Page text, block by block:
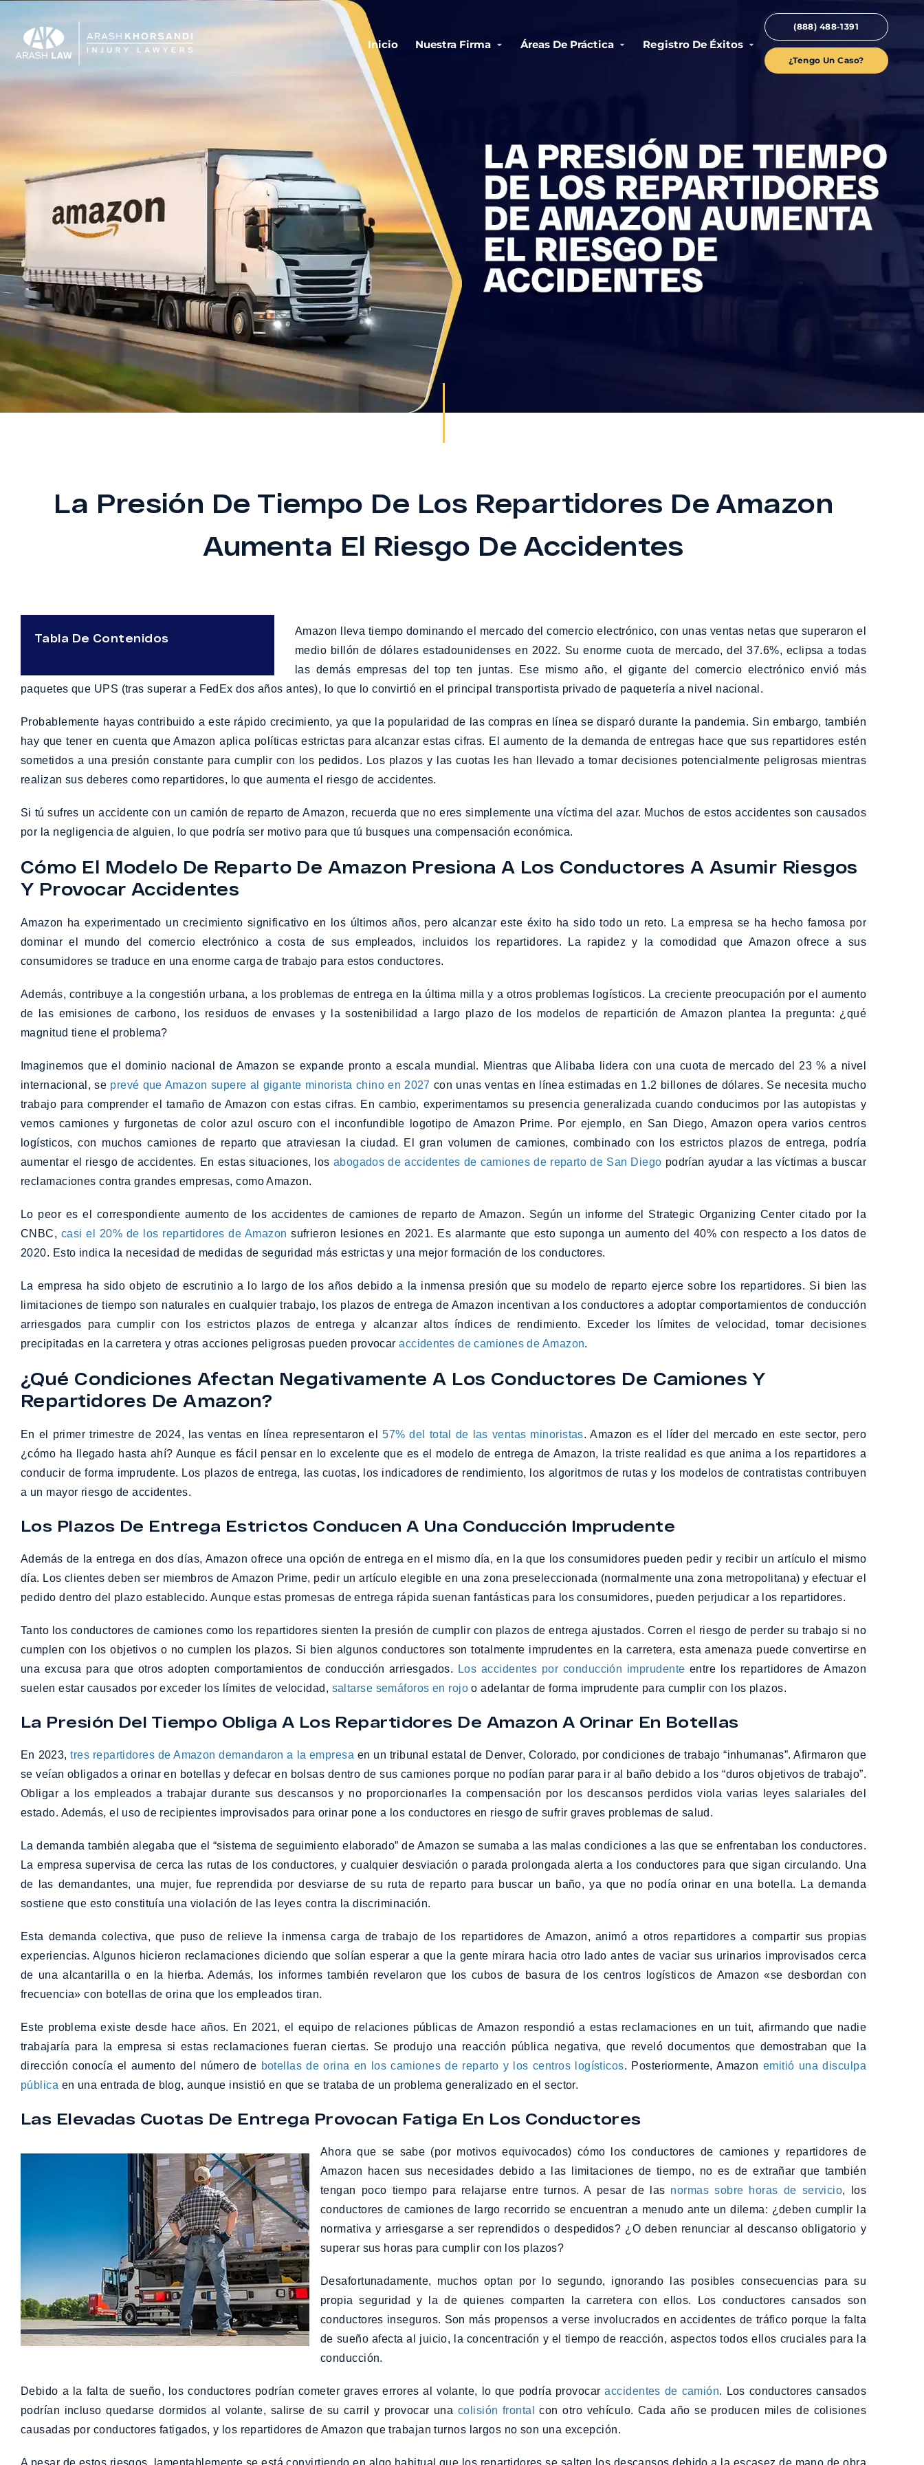
Inicio Nuestra Firma Áreas De Práctica Registro De Éxitos
(888) 488-1391
¿Tengo Un Caso?
La Presión De Tiempo De Los Repartidores De Amazon
Aumenta El Riesgo De Accidentes
Tabla De Contenidos
Amazon lleva tiempo dominando el mercado del comercio electrónico, con unas ventas netas que superaron el
medio billón de dólares estadounidenses en 2022. Su enorme cuota de mercado, del 37.6%, eclipsa a todas
las demás empresas del top ten juntas. Ese mismo año, el gigante del comercio electrónico envió más
paquetes que UPS (tras superar a FedEx dos años antes), lo que lo convirtió en el principal transportista privado de paquetería a nivel nacional.
Probablemente hayas contribuido a este rápido crecimiento, ya que la popularidad de las compras en línea se disparó durante la pandemia. Sin embargo, también
hay que tener en cuenta que Amazon aplica políticas estrictas para alcanzar estas cifras. El aumento de la demanda de entregas hace que sus repartidores estén
sometidos a una presión constante para cumplir con los pedidos. Los plazos y las cuotas les han llevado a tomar decisiones potencialmente peligrosas mientras
realizan sus deberes como repartidores, lo que aumenta el riesgo de accidentes.
Si tú sufres un accidente con un camión de reparto de Amazon, recuerda que no eres simplemente una víctima del azar. Muchos de estos accidentes son causados
por la negligencia de alguien, lo que podría ser motivo para que tú busques una compensación económica.
Cómo El Modelo De Reparto De Amazon Presiona A Los Conductores A Asumir Riesgos
Y Provocar Accidentes
Amazon ha experimentado un crecimiento significativo en los últimos años, pero alcanzar este éxito ha sido todo un reto. La empresa se ha hecho famosa por
dominar el mundo del comercio electrónico a costa de sus empleados, incluidos los repartidores. La rapidez y la comodidad que Amazon ofrece a sus
consumidores se traduce en una enorme carga de trabajo para estos conductores.
Además, contribuye a la congestión urbana, a los problemas de entrega en la última milla y a otros problemas logísticos. La creciente preocupación por el aumento
de las emisiones de carbono, los residuos de envases y la sostenibilidad a largo plazo de los modelos de repartición de Amazon plantea la pregunta: ¿qué
magnitud tiene el problema?
Imaginemos que el dominio nacional de Amazon se expande pronto a escala mundial. Mientras que Alibaba lidera con una cuota de mercado del 23 % a nivel
internacional, se prevé que Amazon supere al gigante minorista chino en 2027 con unas ventas en línea estimadas en 1.2 billones de dólares. Se necesita mucho
trabajo para comprender el tamaño de Amazon con estas cifras. En cambio, experimentamos su presencia generalizada cuando conducimos por las autopistas y
vemos camiones y furgonetas de color azul oscuro con el inconfundible logotipo de Amazon Prime. Por ejemplo, en San Diego, Amazon opera varios centros
logísticos, con muchos camiones de reparto que atraviesan la ciudad. El gran volumen de camiones, combinado con los estrictos plazos de entrega, podría
aumentar el riesgo de accidentes. En estas situaciones, los abogados de accidentes de camiones de reparto de San Diego podrían ayudar a las víctimas a buscar
reclamaciones contra grandes empresas, como Amazon.
Lo peor es el correspondiente aumento de los accidentes de camiones de reparto de Amazon. Según un informe del Strategic Organizing Center citado por la
CNBC, casi el 20% de los repartidores de Amazon sufrieron lesiones en 2021. Es alarmante que esto suponga un aumento del 40% con respecto a los datos de
2020. Esto indica la necesidad de medidas de seguridad más estrictas y una mejor formación de los conductores.
La empresa ha sido objeto de escrutinio a lo largo de los años debido a la inmensa presión que su modelo de reparto ejerce sobre los repartidores. Si bien las
limitaciones de tiempo son naturales en cualquier trabajo, los plazos de entrega de Amazon incentivan a los conductores a adoptar comportamientos de conducción
arriesgados para cumplir con los estrictos plazos de entrega y alcanzar altos índices de rendimiento. Exceder los límites de velocidad, tomar decisiones
precipitadas en la carretera y otras acciones peligrosas pueden provocaraccidentes de camiones de Amazon.
¿Qué Condiciones Afectan Negativamente A Los Conductores De Camiones Y
Repartidores De Amazon?
En el primer trimestre de 2024, las ventas en línea representaron el57% del total de las ventas minoristas. Amazon es el líder del mercado en este sector, pero
¿cómo ha llegado hasta ahí? Aunque es fácil pensar en lo excelente que es el modelo de entrega de Amazon, la triste realidad es que anima a los repartidores a
conducir de forma imprudente. Los plazos de entrega, las cuotas, los indicadores de rendimiento, los algoritmos de rutas y los modelos de contratistas contribuyen
a un mayor riesgo de accidentes.
Los Plazos De Entrega Estrictos Conducen A Una Conducción Imprudente
Además de la entrega en dos días, Amazon ofrece una opción de entrega en el mismo día, en la que los consumidores pueden pedir y recibir un artículo el mismo
día. Los clientes deben ser miembros de Amazon Prime, pedir un artículo elegible en una zona preseleccionada (normalmente una zona metropolitana) y efectuar el
pedido dentro del plazo establecido. Aunque estas promesas de entrega rápida suenan fantásticas para los consumidores, pueden perjudicar a los repartidores.
Tanto los conductores de camiones como los repartidores sienten la presión de cumplir con plazos de entrega ajustados. Corren el riesgo de perder su trabajo si no
cumplen con los objetivos o no cumplen los plazos. Si bien algunos conductores son totalmente imprudentes en la carretera, esta amenaza puede convertirse en
una excusa para que otros adopten comportamientos de conducción arriesgados.
Los accidentes por conducción imprudente entre los repartidores de Amazon
suelen estar causados por exceder los límites de velocidad, saltarse semáforos en rojo o adelantar de forma imprudente para cumplir con los plazos.
La Presión Del Tiempo Obliga A Los Repartidores De Amazon A Orinar En Botellas
En 2023,tres repartidores de Amazon demandaron a la empresa en un tribunal estatal de Denver, Colorado, por condiciones de trabajo “inhumanas”. Afirmaron que
se veían obligados a orinar en botellas y defecar en bolsas dentro de sus camiones porque no podían parar para ir al baño debido a los “duros objetivos de trabajo”.
Obligar a los empleados a trabajar durante sus descansos y no proporcionarles la compensación por los descansos perdidos viola varias leyes salariales del
estado. Además, el uso de recipientes improvisados para orinar pone a los conductores en riesgo de sufrir graves problemas de salud.
La demanda también alegaba que el “sistema de seguimiento elaborado” de Amazon se sumaba a las malas condiciones a las que se enfrentaban los conductores.
La empresa supervisa de cerca las rutas de los conductores, y cualquier desviación o parada prolongada alerta a los conductores para que sigan circulando. Una
de las demandantes, una mujer, fue reprendida por desviarse de su ruta de reparto para buscar un baño, ya que no podía orinar en una botella. La demanda
sostiene que esto constituía una violación de las leyes contra la discriminación.
Esta demanda colectiva, que puso de relieve la inmensa carga de trabajo de los repartidores de Amazon, animó a otros repartidores a compartir sus propias
experiencias. Algunos hicieron reclamaciones diciendo que solían esperar a que la gente mirara hacia otro lado antes de vaciar sus urinarios improvisados cerca
de una alcantarilla o en la hierba. Además, los informes también revelaron que los cubos de basura de los centros logísticos de Amazon «se desbordan con
frecuencia» con botellas de orina que los empleados tiran.
Este problema existe desde hace años. En 2021, el equipo de relaciones públicas de Amazon respondió a estas reclamaciones en un tuit, afirmando que nadie
trabajaría para la empresa si estas reclamaciones fueran ciertas. Se produjo una reacción pública negativa, que reveló documentos que demostraban que la
dirección conocía el aumento del número de botellas de orina en los camiones de reparto y los centros logísticos. Posteriormente, Amazonemitió una disculpa
pública en una entrada de blog, aunque insistió en que se trataba de un problema generalizado en el sector.
Las Elevadas Cuotas De Entrega Provocan Fatiga En Los Conductores
Ahora que se sabe (por motivos equivocados) cómo los conductores de camiones y repartidores de
Amazon hacen sus necesidades debido a las limitaciones de tiempo, no es de extrañar que también
tengan poco tiempo para relajarse entre turnos. A pesar de las normas sobre horas de servicio, los
conductores de camiones de largo recorrido se encuentran a menudo ante un dilema: ¿deben cumplir la
normativa y arriesgarse a ser reprendidos o despedidos? ¿O deben renunciar al descanso obligatorio y
superar sus horas para cumplir con los plazos?
Desafortunadamente, muchos optan por lo segundo, ignorando las posibles consecuencias para su
propia seguridad y la de quienes comparten la carretera con ellos. Los conductores cansados son
conductores inseguros. Son más propensos a verse involucrados en accidentes de tráfico porque la falta
de sueño afecta al juicio, la concentración y el tiempo de reacción, aspectos todos ellos cruciales para la
conducción.
Debido a la falta de sueño, los conductores podrían cometer graves errores al volante, lo que podría provocaraccidentes de camión. Los conductores cansados
podrían incluso quedarse dormidos al volante, salirse de su carril y provocar una colisión frontal
con otro vehículo. Cada año se producen miles de colisiones
causadas por conductores fatigados, y los repartidores de Amazon que trabajan turnos largos no son una excepción.
A pesar de estos riesgos, lamentablemente se está convirtiendo en algo habitual que los repartidores se salten los descansos debido a la escasez de mano de obra